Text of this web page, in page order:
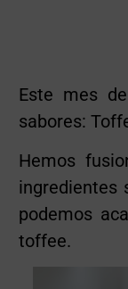
Este mes
sabores:
Hemos
ingredientes
podemos
toffee.